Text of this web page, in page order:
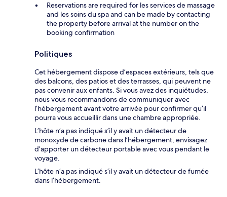
Reservations are required for les services de massage
and les soins du spa and can be made by contacting
the property before arrival at the number on the
booking confirmation
Politiques
Cet hébergement dispose d’espaces extérieurs, tels que
des balcons, des patios et des terrasses, qui peuvent ne
pas convenir aux enfants. Si vous avez des inquiétudes,
nous vous recommandons de communiquer avec
l’hébergement avant votre arrivée pour confirmer qu’il
pourra vous accueillir dans une chambre appropriée.
L’hôte n’a pas indiqué s’il y avait un détecteur de
monoxyde de carbone dans l’hébergement; envisagez
d’apporter un détecteur portable avec vous pendant le
voyage.
L’hôte n’a pas indiqué s’il y avait un détecteur de fumée
dans l’hébergement.